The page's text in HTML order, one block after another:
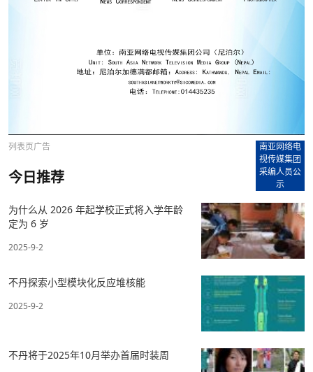
列表页广告
南亚网络电
视传媒集团
采编人员公
示
今日推荐
为什么从 2026 年起学校正式将入学年龄
定为 6 岁
2025-9-2
不丹探索小型模块化反应堆核能
2025-9-2
不丹将于2025年10月举办首届时装周